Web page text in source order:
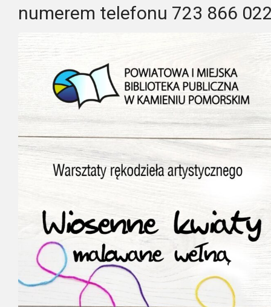
numerem telefonu 723 866